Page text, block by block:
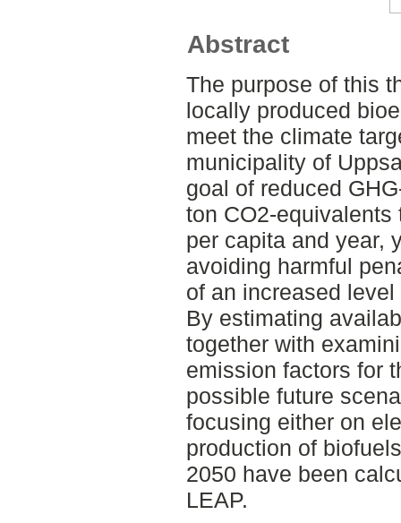
Abstract
The purpose of this
locally produced
meet the climate
municipality of
goal of reduced
ton CO2-
per capita and year,
avoiding harmful
of an increased
By estimating
together with
emission factors for
possible future
focusing either on
production of
2050 have been
LEAP.